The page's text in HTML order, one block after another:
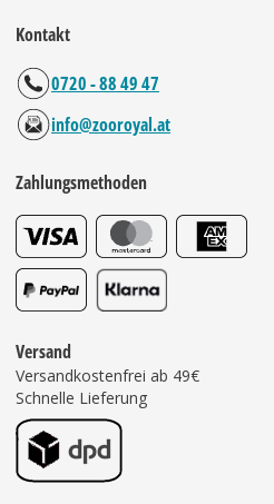
Kontakt
0720 - 88 49 47
info@zooroyal.at
Zahlungsmethoden
Versand
Versandkostenfrei ab 49€
Schnelle Lieferung